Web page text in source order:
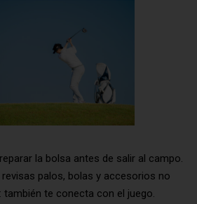
la bolsa antes de salir al campo.
palos, bolas y accesorios no
te conecta con el juego.